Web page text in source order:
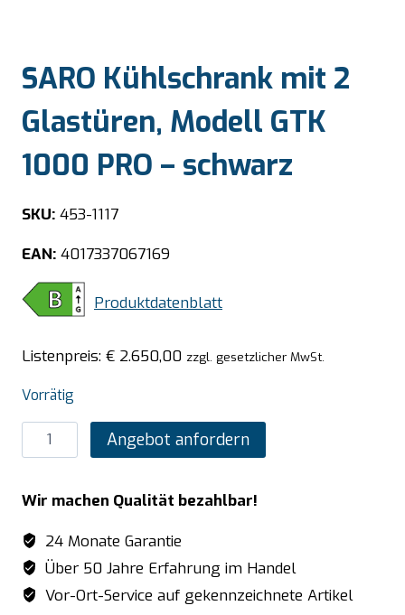
SARO Kühlschrank mit 2
Glastüren, Modell GTK
1000 PRO – schwarz
SKU: 453-1117
EAN: 4017337067169
Produktdatenblatt
Listenpreis: € 2.650,00 zzgl. gesetzlicher MwSt.
Vorrätig
SARO
Kühlschrank
2
Glastüren,
Modell
GTK
1000
Angebot anfordern
Wir machen Qualität bezahlbar!
24 Monate Garantie
Über 50 Jahre Erfahrung im Handel
Vor-Ort-Service auf gekennzeichnete Artikel